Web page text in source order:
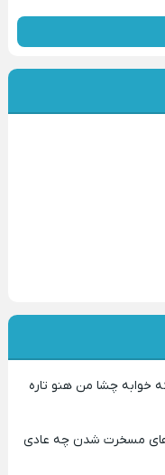
خوابه چشا من هنو تاره
های مسخرت شدن چه عادی